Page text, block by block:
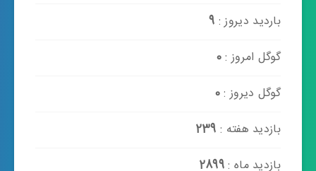
باردید دیروز : 9
گوگل امروز :0
گوگل دیروز :0
بازدید هفته : 239
بازدید ماه :2899